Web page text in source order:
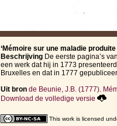
‘Mémoire sur une maladie
Beschrijving De eerste pagina’s
een werk dat hij in 1773
Bruxelles en dat in 1777
Uit bron de Beunie, J.B. (1777).
Download de volledige versie
This work is licensed